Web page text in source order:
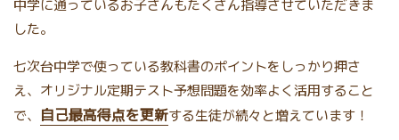
中学に通っているお子さんもたくさん指導させていただきま
した。
七次台中学で使っている教科書のポイントをしっかり押さ
え、オリジナル定期テスト予想問題を効率よく活用すること
で、 自己最高得点を更新する生徒が続々と増えています！